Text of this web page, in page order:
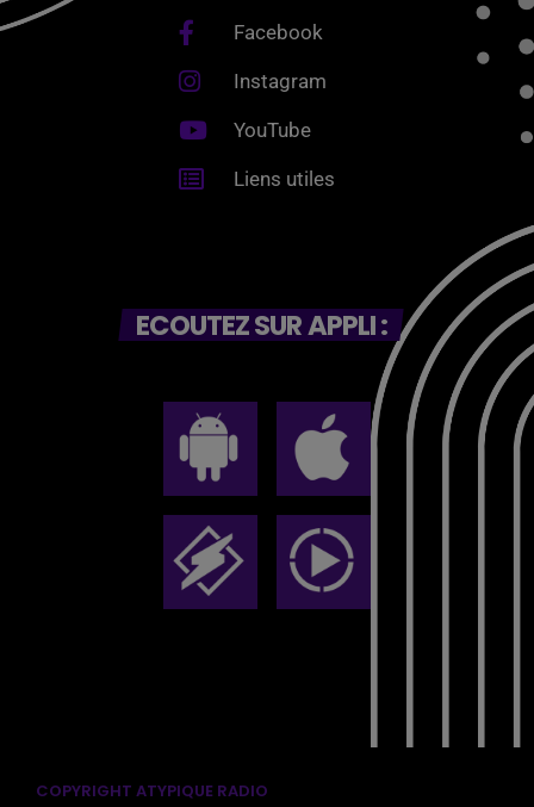
Facebook
Instagram
YouTube
Liens utiles
ECOUTEZ SUR APPLI :
COPYRIGHT ATYPIQUE RADIO